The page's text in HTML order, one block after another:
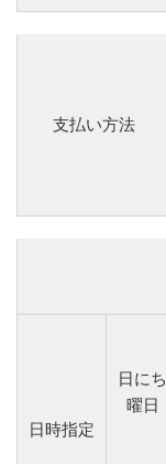
支払い方法
日時指定
日にち
曜日